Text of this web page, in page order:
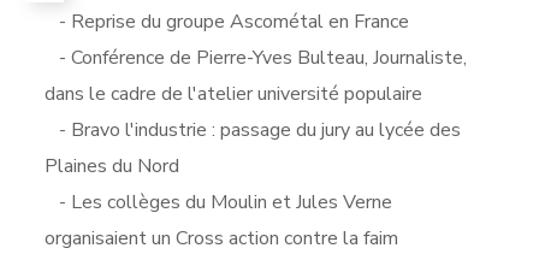
- Reprise du groupe Ascométal en France
- Conférence de Pierre-Yves Bulteau, Journaliste,
dans le cadre de l'atelier université populaire
- Bravo l'industrie : passage du jury au lycée des
Plaines du Nord
- Les collèges du Moulin et Jules Verne
organisaient un Cross action contre la faim